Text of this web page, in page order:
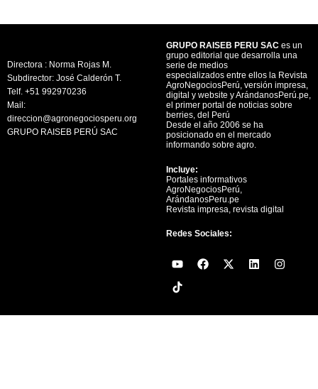
Directora : Norma Rojas M.
Subdirector: José Calderón T.
Telf. +51 992970236
Mail:
direccion@agronegociosperu.org
GRUPO RAISEB PERÚ SAC
GRUPO RAISEB PERU SAC es un
grupo editorial que desarrolla una
serie de medios
especializados entre ellos la Revista
AgroNegociosPerú, versión impresa,
digital y website y ArándanosPerú.pe,
el primer portal de noticias sobre
berries, del Perú
Desde el año 2006 se ha
posicionado en el mercado
informando sobre agro.
Incluye:
Portales informativos
AgroNegociosPerú,
ArándanosPeru.pe
Revista impresa, revista digital
Redes Sociales:
Y
o
u
t
b
F
a
o
X
-
t
L
i
d
I
n
g